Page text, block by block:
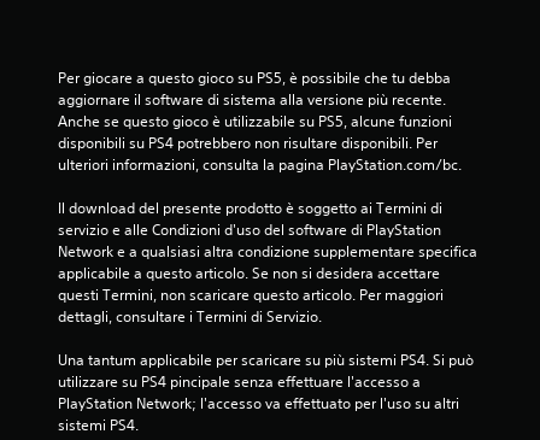
Per giocare a questo gioco su PS5, è possibile che tu debba
aggiornare il software di sistema alla versione più recente.
Anche se questo gioco è utilizzabile su PS5, alcune funzioni
disponibili su PS4 potrebbero non risultare disponibili. Per
ulteriori informazioni, consulta la pagina PlayStation.com/bc.
Il download del presente prodotto è soggetto ai Termini di
servizio e alle Condizioni d'uso del software di PlayStation
Network e a qualsiasi altra condizione supplementare specifica
applicabile a questo articolo. Se non si desidera accettare
questi Termini, non scaricare questo articolo. Per maggiori
dettagli, consultare i Termini di Servizio.
Una tantum applicabile per scaricare su più sistemi PS4. Si può
utilizzare su PS4 pincipale senza effettuare l'accesso a
PlayStation Network; l'accesso va effettuato per l'uso su altri
sistemi PS4.